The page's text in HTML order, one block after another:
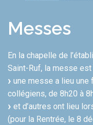
Messes
En la chapelle de
Saint-Ruf, la messe
une messe a lieu une
collégiens, de 8h20 à
et d’autres ont lieu
(pour la Rentrée, le 8